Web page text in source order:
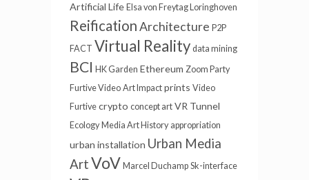
Artificial Life Elsa von Freytag Loringhoven
ReificationArchitecture P2P
FACT Virtual Reality data mining
BCI HK Garden Ethereum Zoom Party
Furtive Video Art Impact prints Video
Furtive crypto concept art VR Tunnel
Ecology Media Art History appropriation
urban installation Urban Media
ArtVoV Marcel Duchamp Sk-interface